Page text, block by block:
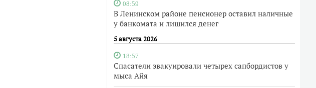
08:59
В Ленинском районе пенсионер оставил наличные
у банкомата и лишился денег
5 августа 2026
18:57
Спасатели эвакуировали четырех сапбордистов у
мыса Айя